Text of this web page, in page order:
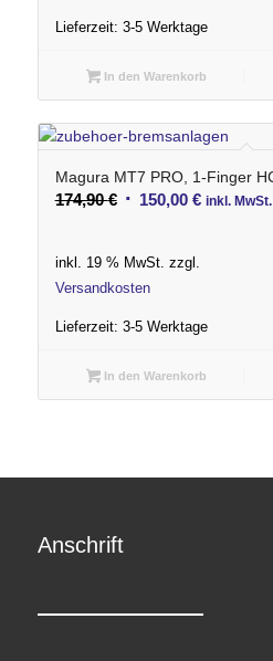
Lieferzeit: 3-5 Werktage
In den Warenkorb
Magura MT7 PRO, 1-Finger
174,90€ Ursprünglicher
war:
174,90 €
150,00 €Aktueller
inkl. MwSt.
inkl. 19 % MwSt. zzgl.
Versandkosten
Lieferzeit: 3-5 Werktage
In den Warenkorb
Anschrift